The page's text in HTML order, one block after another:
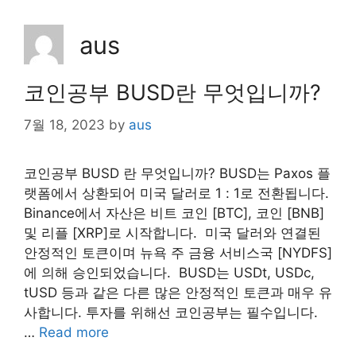
aus
코인공부 BUSD란 무엇입니까?
7월 18, 2023 by aus
코인공부 BUSD 란 무엇입니까? BUSD는 Paxos 플
랫폼에서 상환되어 미국 달러로 1 : 1로 전환됩니다.
Binance에서 자산은 비트 코인 [BTC], 코인 [BNB]
및 리플 [XRP]로 시작합니다. ​ 미국 달러와 연결된
안정적인 토큰이며 뉴욕 주 금융 서비스국 [NYDFS]
에 의해 승인되었습니다. ​ BUSD는 USDt, USDc,
tUSD 등과 같은 다른 많은 안정적인 토큰과 매우 유
사합니다. 투자를 위해선 코인공부는 필수입니다.
… Read more